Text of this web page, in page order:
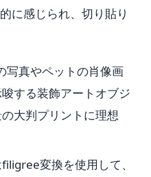
に感じられ、切り貼り
写真やペットの肖像画
する装飾アートオブジ
大判プリントに理想
変換を使用して、